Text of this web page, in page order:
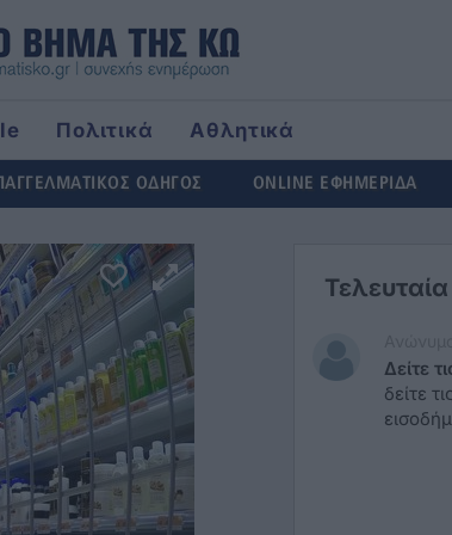
Πολιτικά
Αθλητικά
ΟΔΗΓΟΣ ONLINE ΕΦΗΜΕΡΙΔΑ
Δείτε
δείτε